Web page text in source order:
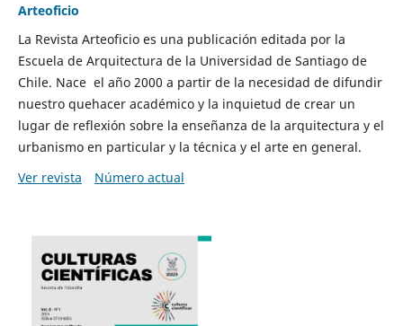
Arteoficio
La Revista Arteoficio es una publicación editada por la
Escuela de Arquitectura de la Universidad de Santiago de
Chile. Nace el año 2000 a partir de la necesidad de difundir
nuestro quehacer académico y la inquietud de crear un
lugar de reflexión sobre la enseñanza de la arquitectura y el
urbanismo en particular y la técnica y el arte en general.
Ver revista
Número actual